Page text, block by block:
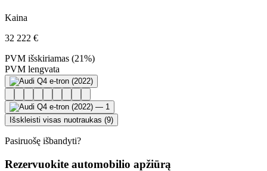
Kaina
32 222 €
PVM išskiriamas (21%)
PVM lengvata
Išskleisti visas nuotraukas (9)
Pasiruošę išbandyti?
Rezervuokite automobilio apžiūrą